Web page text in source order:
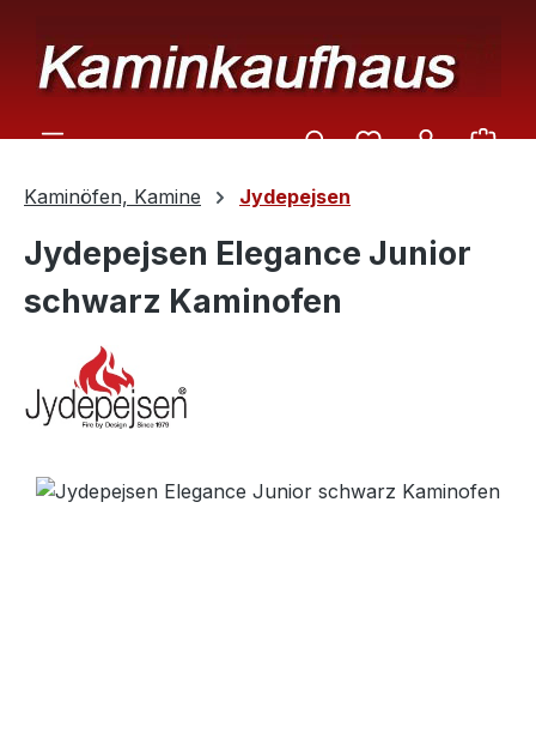
Kaminöfen, Kamine Jydepejsen
Jydepejsen Elegance Junior
schwarz Kaminofen
Bildergalerie überspringen